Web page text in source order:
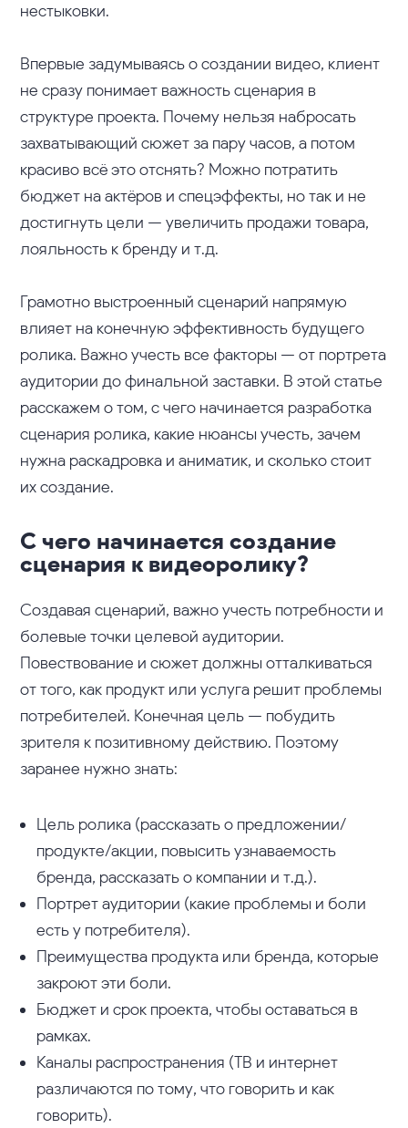
нестыковки.
Впервые задумываясь о создании видео, клиент
не сразу понимает важность сценария в
структуре проекта. Почему нельзя набросать
захватывающий сюжет за пару часов, а потом
красиво всё это отснять? Можно потратить
бюджет на актёров и спецэффекты, но так и не
достигнуть цели — увеличить продажи товара,
лояльность к бренду и т.д.
Грамотно выстроенный сценарий напрямую
влияет на конечную эффективность будущего
ролика. Важно учесть все факторы — от портрета
аудитории до финальной заставки. В этой статье
расскажем о том, с чего начинается разработка
сценария ролика, какие нюансы учесть, зачем
нужна раскадровка и аниматик, и сколько стоит
их создание.
С чего начинается создание
сценария к видеоролику?
Создавая сценарий, важно учесть потребности и
болевые точки целевой аудитории.
Повествование и сюжет должны отталкиваться
от того, как продукт или услуга решит проблемы
потребителей. Конечная цель — побудить
зрителя к позитивному действию. Поэтому
заранее нужно знать:
Цель ролика (рассказать о предложении/
продукте/акции, повысить узнаваемость
бренда, рассказать о компании и т.д.).
Портрет аудитории (какие проблемы и боли
есть у потребителя).
Преимущества продукта или бренда, которые
закроют эти боли.
Бюджет и срок проекта, чтобы оставаться в
рамках.
Каналы распространения (ТВ и интернет
различаются по тому, что говорить и как
говорить).